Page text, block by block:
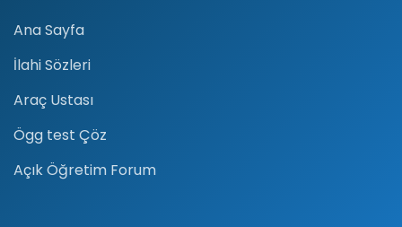
Ana Sayfa
İlahi Sözleri
Araç Ustası
Ögg test Çöz
Açık Öğretim Forum